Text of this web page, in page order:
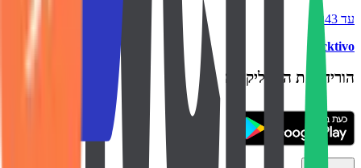
עד ₪43
backtivo
הורידו את האפליקציה